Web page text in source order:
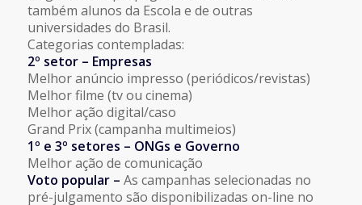
também alunos da Escola e de outras
universidades do Brasil.
Categorias contempladas:
2º setor – Empresas
Melhor anúncio impresso (periódicos/revistas)
Melhor filme (tv ou cinema)
Melhor ação digital/caso
Grand Prix (campanha multimeios)
1º e 3º setores – ONGs e Governo
Melhor ação de comunicação
Voto popular – As campanhas selecionadas no
pré-julgamento são disponibilizadas on-line no